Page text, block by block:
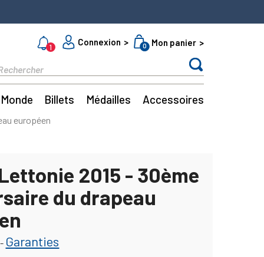
1
Connexion 0 Mon panier
Monde Billets Médailles Accessoires
européen
2015 - 30ème
du drapeau
- Garanties